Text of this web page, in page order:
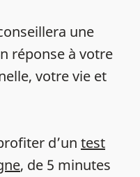
une
réponse à votre
votre vie et
d’un test
, de 5 minutes